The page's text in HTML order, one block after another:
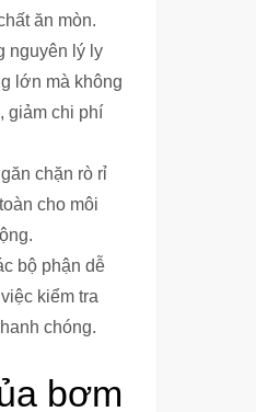
ăn mòn.
nguyên lý ly
lớn mà không
giảm chi phí
chặn rò rỉ
cho môi
bộ phận dễ
kiểm tra
chóng.
bơm